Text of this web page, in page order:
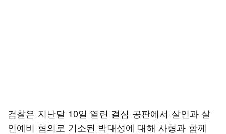
검찰은 지난달 10일 열린 결심 공판에서 살인과 살
인예비 혐의로 기소된 박대성에 대해 사형과 함께